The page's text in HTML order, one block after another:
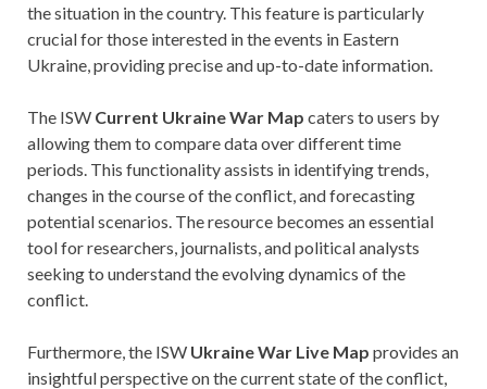
the situation in the country. This feature is particularly
crucial for those interested in the events in Eastern
Ukraine, providing precise and up-to-date information.
The ISW Current Ukraine War Map caters to users by
allowing them to compare data over different time
periods. This functionality assists in identifying trends,
changes in the course of the conflict, and forecasting
potential scenarios. The resource becomes an essential
tool for researchers, journalists, and political analysts
seeking to understand the evolving dynamics of the
conflict.
Furthermore, the ISW Ukraine War Live Map provides an
insightful perspective on the current state of the conflict,